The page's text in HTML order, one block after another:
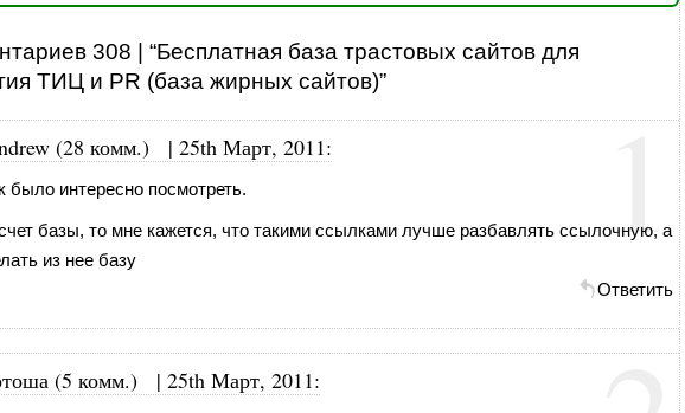
308 | “Бесплатная база трастовых сайтов для
ТИЦ и PR (база жирных сайтов)”
1
(28 комм.) | 25th Март, 2011:
было интересно посмотреть.
базы, то мне кажется, что такими ссылками лучше разбавлять ссылочную, а
из нее базу
Ответить
(5 комм.) | 25th Март, 2011: